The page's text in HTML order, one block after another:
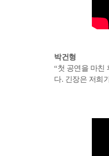
박건형
“첫 공연을 마친
다. 긴장은 저희